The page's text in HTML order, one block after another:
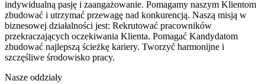
indywidualną pasję i zaangażowanie. Pomagamy naszym Klientom
zbudować i utrzymać przewagę nad konkurencją. Naszą misją w
biznesowej działalności jest: Rekrutować pracowników
przekraczających oczekiwania Klienta. Pomagać Kandydatom
zbudować najlepszą ścieżkę kariery. Tworzyć harmonijne i
szczęśliwe środowisko pracy.
Nasze oddziały